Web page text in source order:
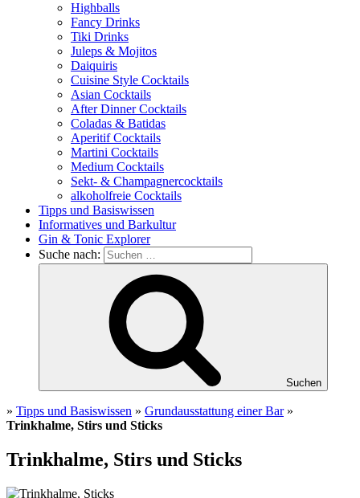
Highballs
Fancy Drinks
Tiki Drinks
Juleps & Mojitos
Daiquiris
Cuisine Style Cocktails
Asian Cocktails
After Dinner Cocktails
Coladas & Batidas
Aperitif Cocktails
Martini Cocktails
Medium Cocktails
Sekt- & Champagnercocktails
alkoholfreie Cocktails
Tipps und Basiswissen
Informatives und Barkultur
Gin & Tonic Explorer
Suche nach:
Suchen
» Tipps und Basiswissen » Grundausstattung einer Bar»
Trinkhalme, Stirs und Sticks
Trinkhalme, Stirs und Sticks